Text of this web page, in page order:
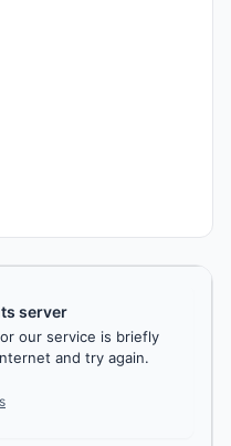
server
our service is briefly
and try again.